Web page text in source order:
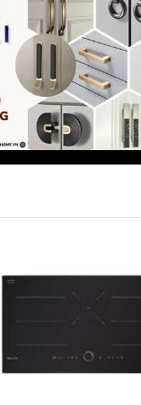
Vòi rửa chén bát NOBILI -
NOBINOX